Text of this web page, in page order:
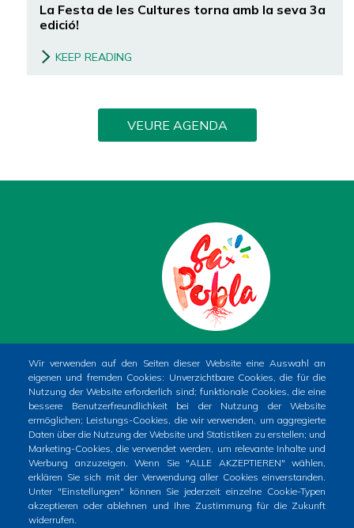
La Festa de les Cultures torna amb la seva 3a
edició!
KEEP READING
VEURE AGENDA
PLAÇA DE LA CONSTITUCIÓ, 1. SA POBLA
(MALLORCA)
Phone
+34 971 54 00 54
CIF P0704400A
Wir verwenden auf den Seiten dieser Website eine Auswahl an
eigenen und fremden Cookies: Unverzichtbare Cookies, die für die
Nutzung der Website erforderlich sind; funktionale Cookies, die eine
bessere Benutzerfreundlichkeit bei der Nutzung der Website
ermöglichen; Leistungs-Cookies, die wir verwenden, um aggregierte
Daten über die Nutzung der Website und Statistiken zu erstellen; und
Marketing-Cookies, die verwendet werden, um relevante Inhalte und
Werbung anzuzeigen. Wenn Sie "ALLE AKZEPTIEREN" wählen,
erklären Sie sich mit der Verwendung aller Cookies einverstanden.
Unter "Einstellungen" können Sie jederzeit einzelne Cookie-Typen
akzeptieren oder ablehnen und Ihre Zustimmung für die Zukunft
widerrufen.